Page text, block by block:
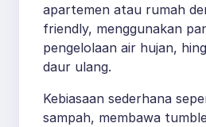
apartemen atau rumah
friendly, menggunakan
pengelolaan air hujan,
daur ulang.
Kebiasaan sederhana
sampah, membawa